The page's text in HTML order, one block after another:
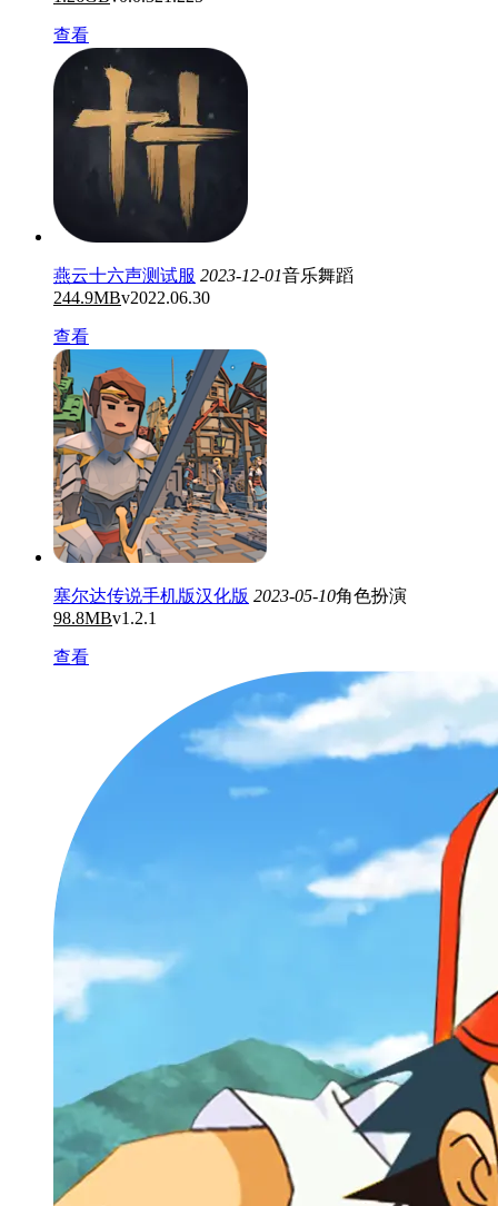
查看
燕云十六声测试服 2023-12-01音乐舞蹈
244.9MBv2022.06.30
查看
塞尔达传说手机版汉化版 2023-05-10角色扮演
98.8MBv1.2.1
查看